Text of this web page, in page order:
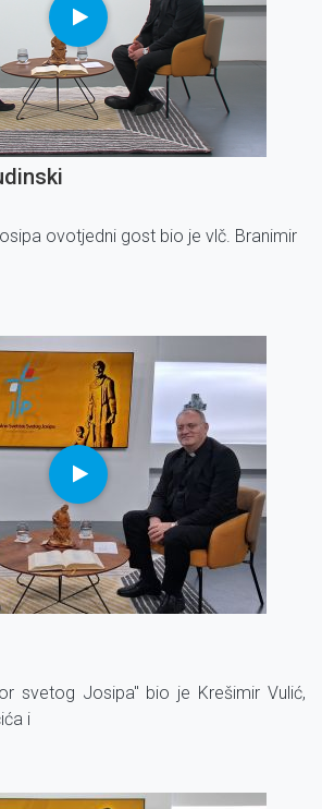
ovotjedni gost bio je vlč. Branimir
svetog Josipa'' bio je Krešimir Vulić,
i